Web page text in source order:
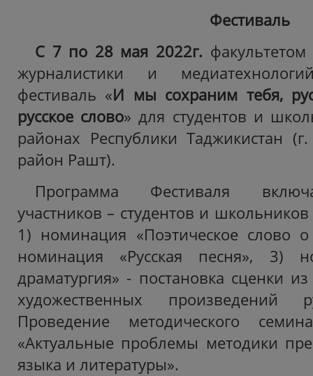
Фестиваль
С 7 по 28 мая 2022г.
журналистики и
фестиваль «И мы сохраним тебя,
русское слово» для студентов и
районах Республики Таджикистан
район Рашт).
Программа Фестиваля
участников – студентов и
1) номинация «Поэтическое слово
номинация «Русская песня», 3)
драматургия» - постановка сценки
художественных произведений
Проведение методического
«Актуальные проблемы методики
языка и литературы».